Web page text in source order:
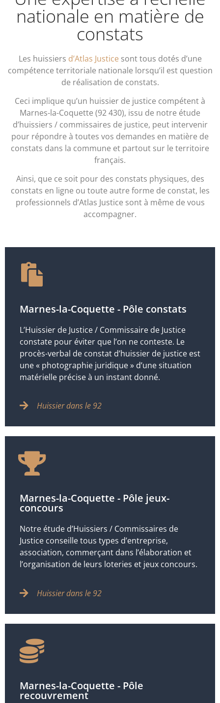
nationale en matière de
constats
Les huissiers d’Atlas Justicesont tous dotés d’une
compétence territoriale nationale lorsqu’il est question
de réalisation de constats.
Ceci implique qu’un huissier de justice compétent à
Marnes-la-Coquette (92 430), issu de notre étude
d’huissiers / commissaires de justice, peut intervenir
pour répondre à toutes vos demandes en matière de
constats dans la commune et partout sur le territoire
français.
Ainsi, que ce soit pour des constats physiques, des
constats en ligne ou toute autre forme de constat, les
professionnels d’Atlas Justice sont à même de vous
accompagner.
Marnes-la-Coquette - Pôle constats
L’Huissier de Justice / Commissaire de Justice
constate pour éviter que l’on ne conteste. Le
procès-verbal de constat d’huissier de justice est
une « photographie juridique » d’une situation
matérielle précise à un instant donné.
Huissier dans le 92
Marnes-la-Coquette - Pôle jeux-
concours
Notre étude d’Huissiers / Commissaires de
Justice conseille tous types d’entreprise,
association, commerçant dans l’élaboration et
l’organisation de leurs loteries et jeux concours.
Huissier dans le 92
Marnes-la-Coquette - Pôle
recouvrement